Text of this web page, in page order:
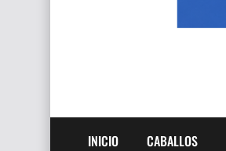
INICIO CABALLOS